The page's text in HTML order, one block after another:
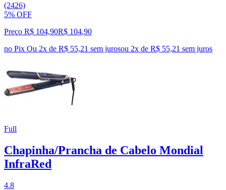
(2426)
5% OFF
Preço R$ 104,90R$ 104,90
no Pix Ou 2x de R$ 55,21 sem jurosou 2x de R$ 55,21 sem juros
Full
Chapinha/Prancha de Cabelo Mondial
InfraRed
4.8